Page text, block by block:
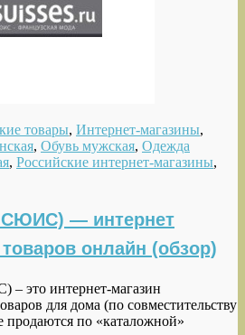
товары, Интернет-магазины,
, Обувь мужская, Одежда
, Российские интернет-магазины,
СЮИС) — интернет
товаров онлайн (обзор)
это интернет-магазин
для дома (по совместительству
по «каталожной»